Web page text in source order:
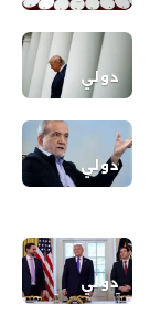
دولي
دولي
دولي